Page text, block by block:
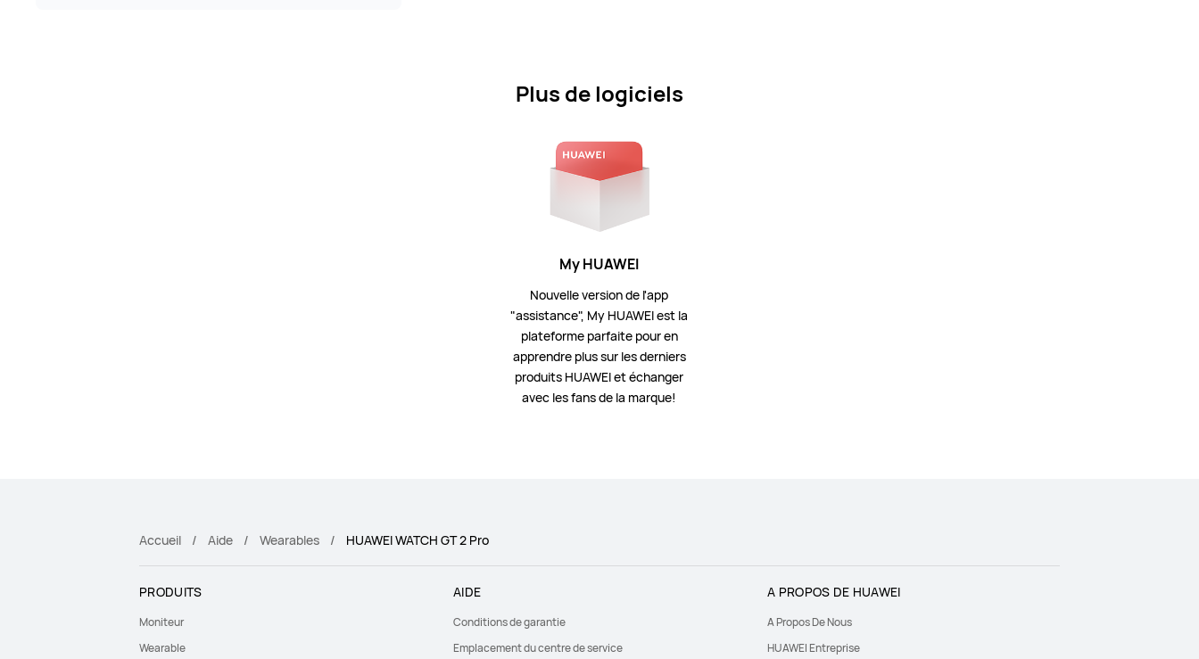
Plus de logiciels
My HUAWEI
Nouvelle version de l'app
"assistance", My HUAWEI est la
plateforme parfaite pour en
apprendre plus sur les derniers
produits HUAWEI et échanger
avec les fans de la marque!
Accueil Aide Wearables HUAWEI WATCH GT 2 Pro
PRODUITS
Moniteur
Wearable
AIDE
Conditions de garantie
Emplacement du centre de service
A PROPOS DE HUAWEI
A Propos De Nous
HUAWEI Entreprise